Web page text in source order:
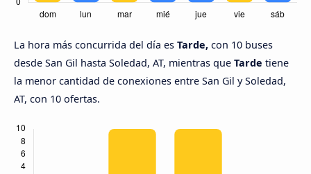
La hora más concurrida del día es Tarde, con 10 buses
desde San Gil hasta Soledad, AT, mientras que Tarde tiene
la menor cantidad de conexiones entre San Gil y Soledad,
AT, con 10 ofertas.